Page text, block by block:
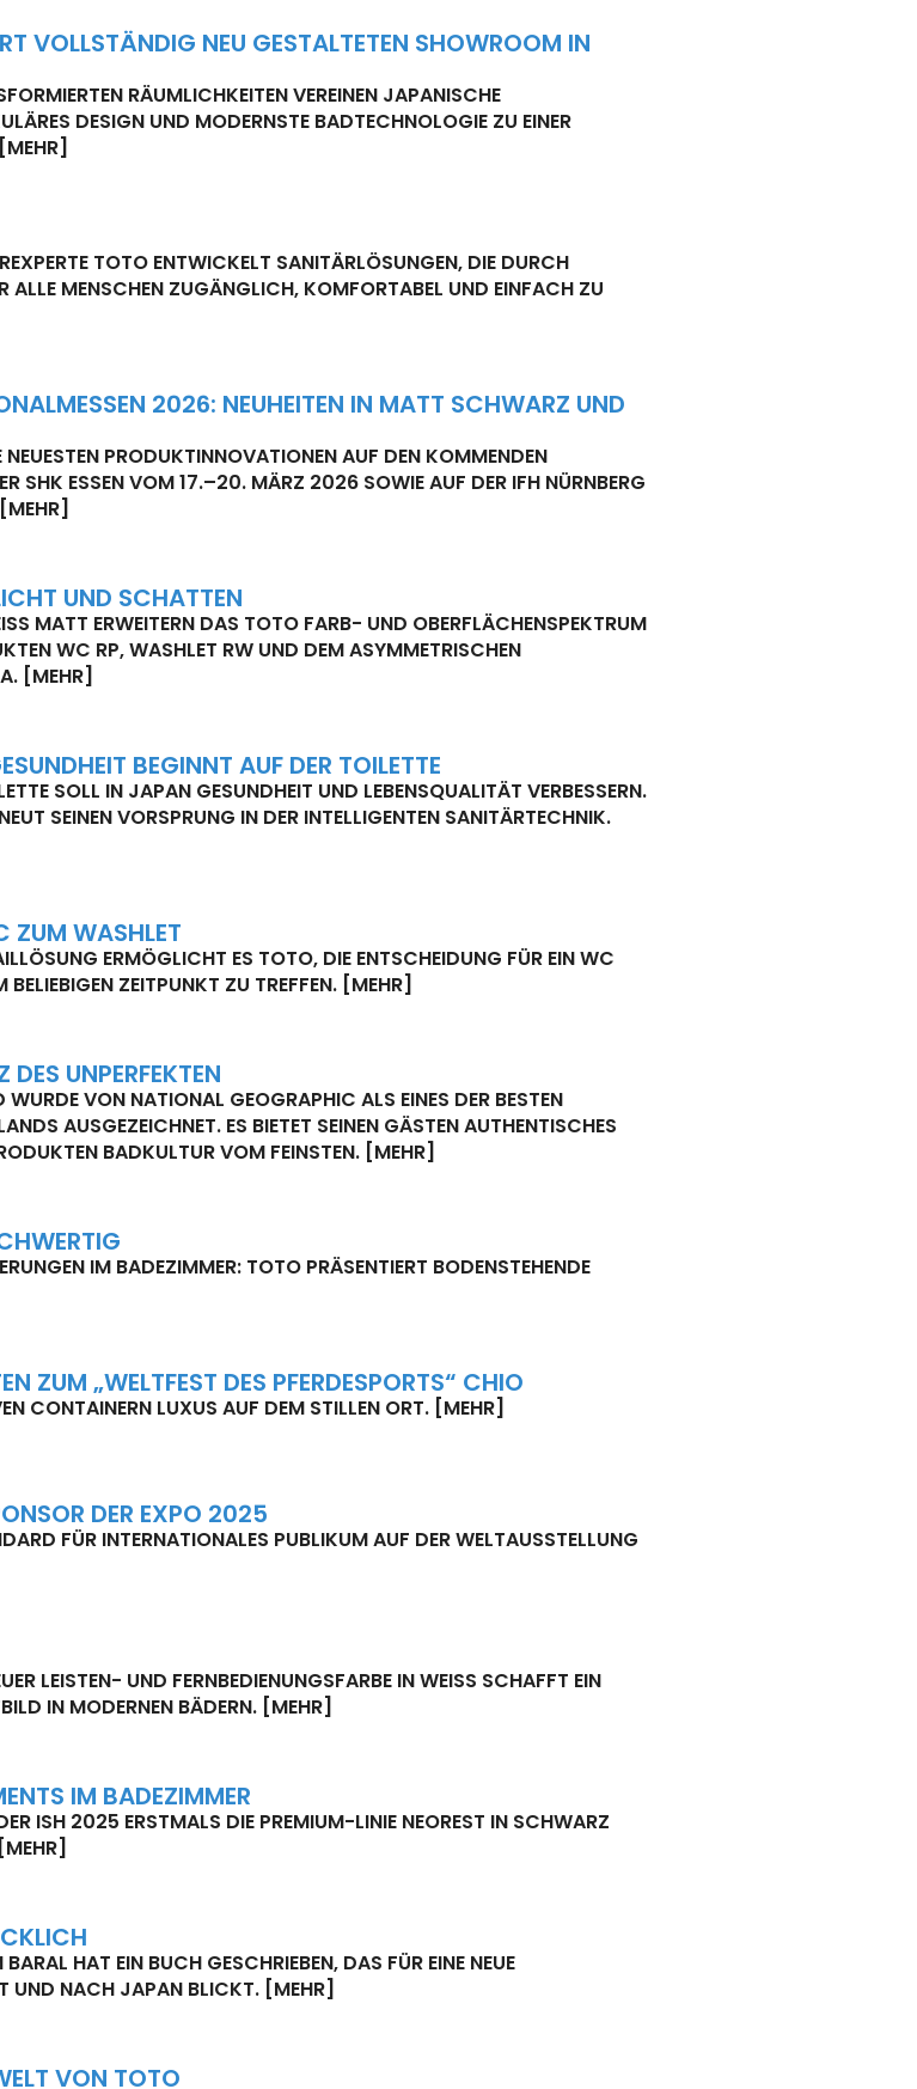
VOLLSTÄNDIG NEU GESTALTETEN SHOWROOM IN
RÄUMLICHKEITEN VEREINEN JAPANISCHE
DESIGN UND MODERNSTE BADTECHNOLOGIE ZU EINER
[MEHR]
TOTO ENTWICKELT SANITÄRLÖSUNGEN, DIE DURCH
ALLE MENSCHEN ZUGÄNGLICH, KOMFORTABEL UND EINFACH ZU
2026: NEUHEITEN IN MATT SCHWARZ UND
NEUESTEN PRODUKTINNOVATIONEN AUF DEN KOMMENDEN
SHK ESSEN VOM 17.–20. MÄRZ 2026 SOWIE AUF DER IFH NÜRNBERG
[MEHR]
UND SCHATTEN
MATT ERWEITERN DAS TOTO FARB- UND OBERFLÄCHENSPEKTRUM B
WC RP, WASHLET RW UND DEM ASYMMETRISCHEN A
[MEHR]
BEGINNT AUF DER TOILETTE
SOLL IN JAPAN GESUNDHEIT UND LEBENSQUALITÄT VERBESSERN.
SEINEN VORSPRUNG IN DER INTELLIGENTEN SANITÄRTECHNIK.
ZUM WASHLET
ERMÖGLICHT ES TOTO, DIE ENTSCHEIDUNG FÜR EIN WC
ZEITPUNKT ZU TREFFEN. [MEHR]
UNPERFEKTEN
VON NATIONAL GEOGRAPHIC ALS EINES DER BESTEN
AUSGEZEICHNET. ES BIETET SEINEN GÄSTEN AUTHENTISCHES
BADKULTUR VOM FEINSTEN. [MEHR]
IM BADEZIMMER: TOTO PRÄSENTIERT BODENSTEHENDE
ZUM „WELTFEST DES PFERDESPORTS“ CHIO
CONTAINERN LUXUS AUF DEM STILLEN ORT. [MEHR]
DER EXPO 2025
FÜR INTERNATIONALES PUBLIKUM AUF DER WELTAUSSTELLUNG
LEISTEN- UND FERNBEDIENUNGSFARBE IN WEISS SCHAFFT EIN H
IN MODERNEN BÄDERN. [MEHR]
IM BADEZIMMER
ISH 2025 ERSTMALS DIE PREMIUM-LINIE NEOREST IN SCHWARZ
[MEHR]
HAT EIN BUCH GESCHRIEBEN, DAS FÜR EINE NEUE
UND NACH JAPAN BLICKT. [MEHR]
VON TOTO